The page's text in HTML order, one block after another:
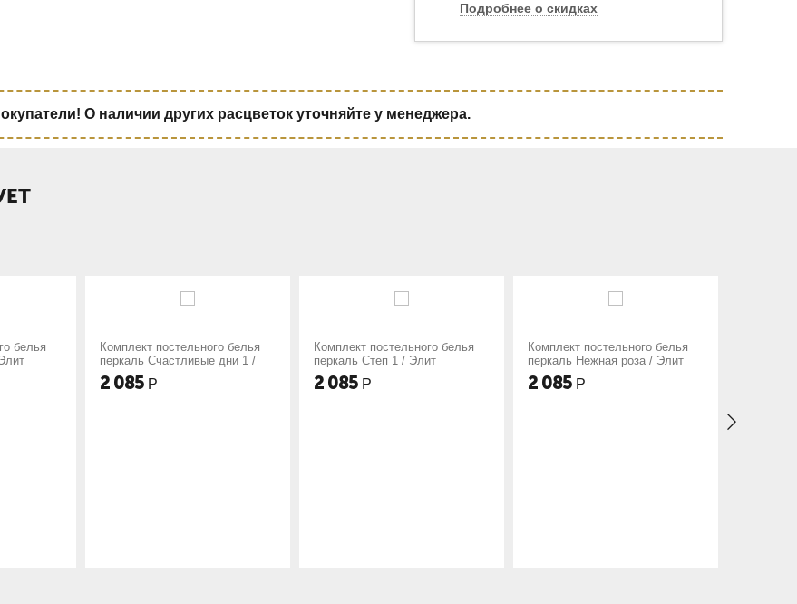
Подробнее о скидках
О наличии других расцветок уточняйте у менеджера.
белья
дни 1 /
Комплект постельного белья
перкаль Степ 1 / Элит
Комплект постельного белья
перкаль Нежная роза / Элит
Комплект постельного белья
перкаль Полевая незабудка /